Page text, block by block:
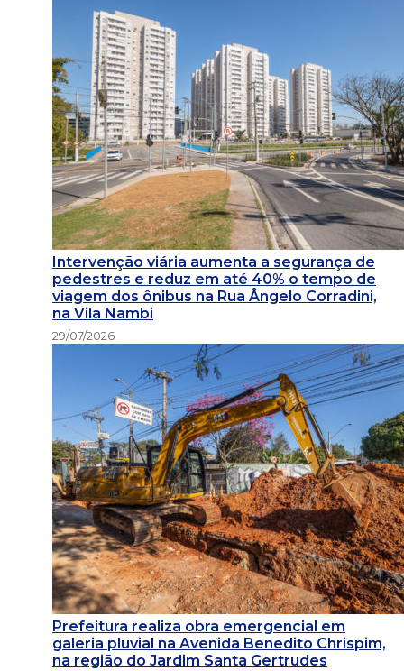
Intervenção viária aumenta a segurança de
pedestres e reduz em até 40% o tempo de
viagem dos ônibus na Rua Ângelo Corradini,
na Vila Nambi
29/07/2026
Prefeitura realiza obra emergencial em
galeria pluvial na Avenida Benedito Chrispim,
na região do Jardim Santa Gertrudes